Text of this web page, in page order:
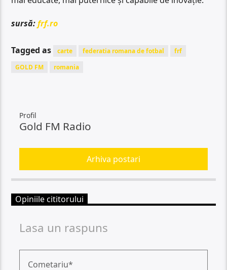
sursă:frf.ro
Tagged as carte federatia romana de fotbal
frf
GOLD FM
romania
Profil
Gold FM Radio
Arhiva postari
Opiniile cititorului
Lasa un raspuns